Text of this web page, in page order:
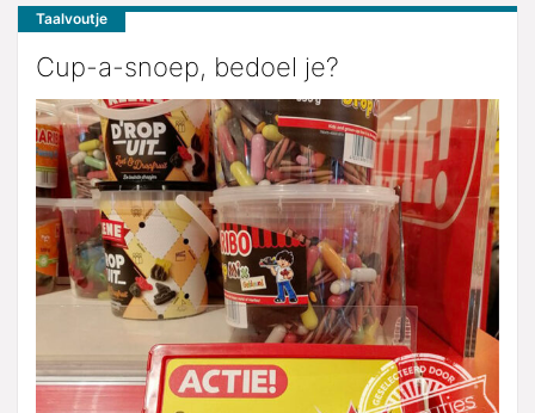
Taalvoutje
Cup-a-snoep, bedoel je?